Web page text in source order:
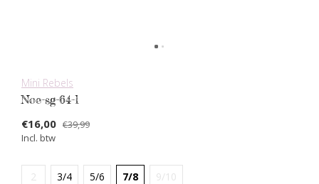
Mini Rebels
Noe-sg-64-l
€16,00 €39,99
Incl. btw
2 3/4 5/6 7/8 9/10